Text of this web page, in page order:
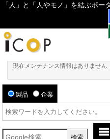
「人」と「人やモノ」を結ぶポー
現在メンテナンス情報はありません
製品 企業